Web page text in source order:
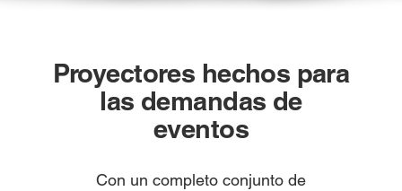
Proyectores hechos para
las demandas de
eventos
Con un completo conjunto de